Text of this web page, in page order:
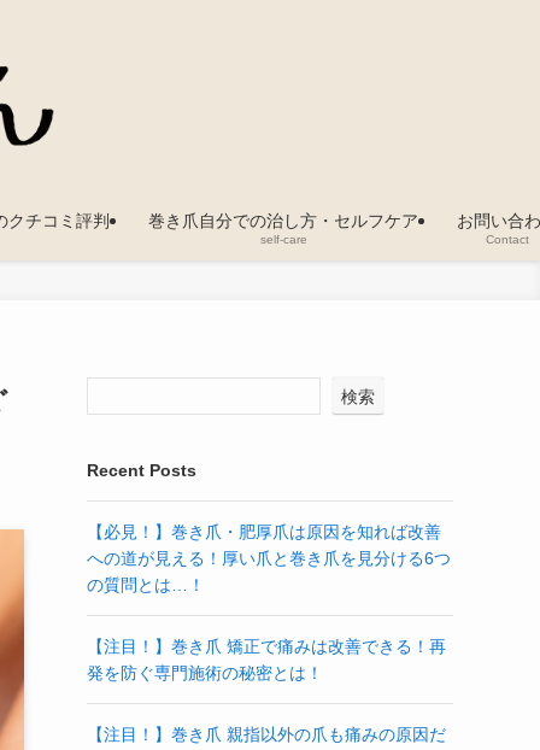
クチコミ評判 巻き爪自分での治し方・セルフケア
self-care
お問い合
Contact
検索
Recent Posts
【必見！】巻き爪・肥厚爪は原因を知れば改善
への道が見える！厚い爪と巻き爪を見分ける6つ
の質問とは…！
【注目！】巻き爪 矯正で痛みは改善できる！再
発を防ぐ専門施術の秘密とは！
【注目！】巻き爪 親指以外の爪も痛みの原因だ